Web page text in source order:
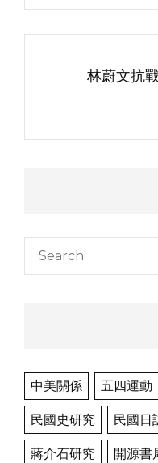
林蔚文抗
Search
中美關係 五四運動
民國史研究 民國日
蔣介石研究 開源書